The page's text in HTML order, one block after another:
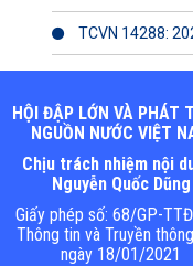
TCVN 14288:
HỘI ĐẬP LỚN VÀ PHÁT
NGUỒN NƯỚC VIỆT
Chịu trách nhiệm nội
Nguyễn Quốc Dũng
Giấy phép số: 68/GP-
Thông tin và Truyền
ngày 18/01/2021